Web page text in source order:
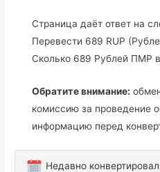
Страница даёт ответ на
Перевести 689 RUP
Сколько 689 Рублей ПМР
Обратите внимание:
комиссию за проведение
информацию перед
Недавно